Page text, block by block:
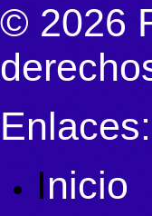
© 2026
Enlaces:
Inicio